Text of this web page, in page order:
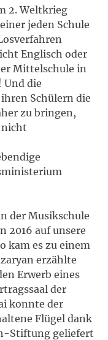
2. Weltkrieg
jeden Schule
Englisch oder
Mittelschule in
Und die
Schülern die
zu bringen,
nicht
der Musikschule
2016 auf unsere
kam es zu einem
erzählte
Erwerb eines
der
konnte der
Flügel dank
Stiftung geliefert